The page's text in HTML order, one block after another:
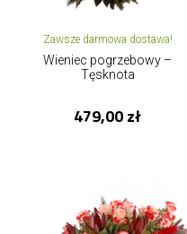
Zawsze darmowa dostawa!
Wieniec pogrzebowy –
Tęsknota
479,00 zł